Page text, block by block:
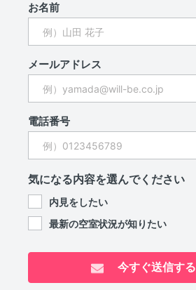
お名前
メールアドレス
電話番号
気になる内容を選んでください
内見をしたい
最新の空室状況が知りたい
今すぐ送信する